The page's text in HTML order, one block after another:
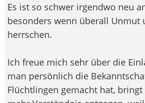
Es ist so schwer irgendwo neu
besonders wenn überall Unmut
herrschen.
Ich freue mich sehr über die
man persönlich die
Flüchtlingen gemacht hat,